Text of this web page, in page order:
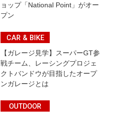
ョップ「National Point」がオー
プン
CAR & BIKE
【ガレージ見学】スーパーGT参
戦チーム、レーシングプロジェ
クトバンドウが目指したオープ
ンガレージとは
OUTDOOR